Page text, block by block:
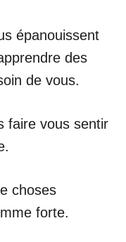
épanouissent
des
de vous.
faire vous sentir
choses
forte.